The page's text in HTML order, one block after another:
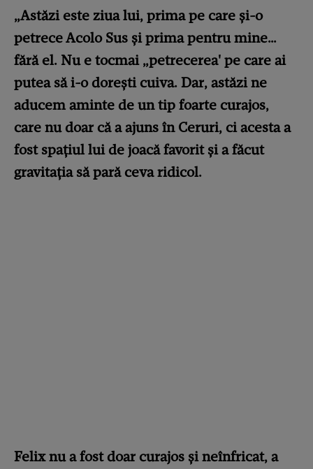
„Astăzi este ziua lui, prima pe care și-o
petrece Acolo Sus și prima pentru mine…
fără el. Nu e tocmai „petrecerea' pe care ai
putea să i-o dorești cuiva. Dar, astăzi ne
aducem aminte de un tip foarte curajos,
care nu doar că a ajuns în Ceruri, ci acesta a
fost spațiul lui de joacă favorit și a făcut
gravitația să pară ceva ridicol.
Felix nu a fost doar curajos și neînfricat, a